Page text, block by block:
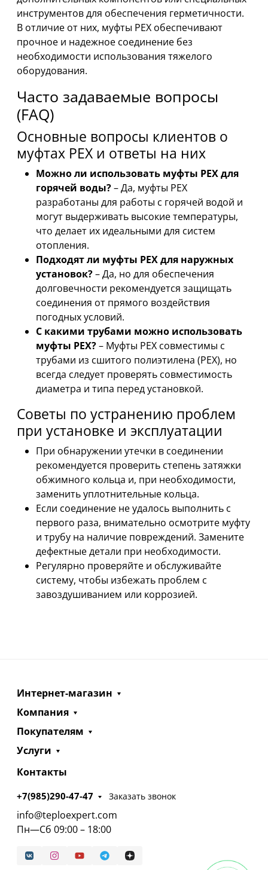
инструментов для обеспечения герметичности.
В отличие от них, муфты PEX обеспечивают
прочное и надежное соединение без
необходимости использования тяжелого
оборудования.
Часто задаваемые вопросы
(FAQ)
Основные вопросы клиентов о
муфтах PEX и ответы на них
Можно ли использовать муфты PEX для
горячей воды?– Да, муфты PEX
разработаны для работы с горячей водой и
могут выдерживать высокие температуры,
что делает их идеальными для систем
отопления.
Подходят ли муфты PEX для наружных
установок?– Да, но для обеспечения
долговечности рекомендуется защищать
соединения от прямого воздействия
погодных условий.
С какими трубами можно использовать
муфты PEX?– Муфты PEX совместимы с
трубами из сшитого полиэтилена (PEX), но
всегда следует проверять совместимость
диаметра и типа перед установкой.
Советы по устранению проблем
при установке и эксплуатации
При обнаружении утечки в соединении
рекомендуется проверить степень затяжки
обжимного кольца и, при необходимости,
заменить уплотнительные кольца.
Если соединение не удалось выполнить с
первого раза, внимательно осмотрите муфту
и трубу на наличие повреждений. Замените
дефектные детали при необходимости.
Регулярно проверяйте и обслуживайте
систему, чтобы избежать проблем с
завоздушиванием или коррозией.
Интернет-магазин
Компания
Покупателям
Услуги
Контакты
+7(985)290-47-47 Заказать звонок
info@teploexpert.com
Пн—Сб 09:00 – 18:00